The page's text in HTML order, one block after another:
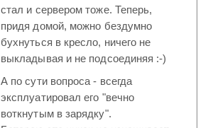
стал и сервером тоже. Теперь,
придя домой, можно бездумно
бухнуться в кресло, ничего не
выкладывая и не подсоединяя :-)
А по сути вопроса - всегда
эксплуатировал его "вечно
воткнутым в зарядку".